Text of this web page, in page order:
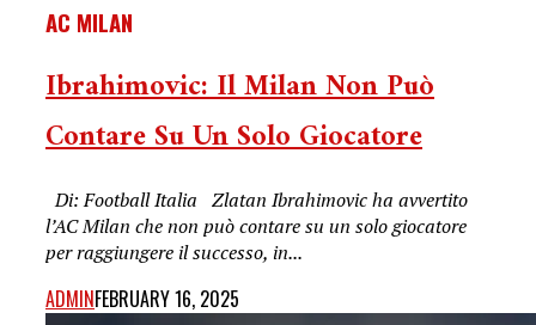
AC MILAN
Ibrahimovic: Il Milan Non Può
Contare Su Un Solo Giocatore
Di: Football Italia Zlatan Ibrahimovic ha avvertito
l’AC Milan che non può contare su un solo giocatore
per raggiungere il successo, in...
ADMINFEBRUARY 16, 2025